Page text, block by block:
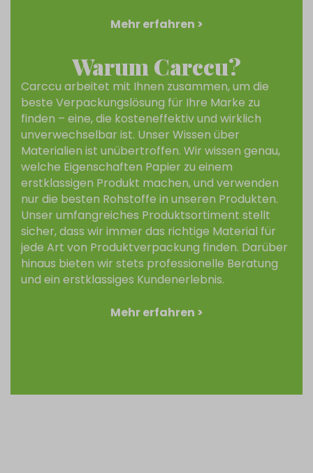
Mehr erfahren >
Warum Carccu?
Carccu arbeitet mit Ihnen zusammen, um die
beste Verpackungslösung für Ihre Marke zu
finden – eine, die kosteneffektiv und wirklich
unverwechselbar ist. Unser Wissen über
Materialien ist unübertroffen. Wir wissen genau,
welche Eigenschaften Papier zu einem
erstklassigen Produkt machen, und verwenden
nur die besten Rohstoffe in unseren Produkten.
Unser umfangreiches Produktsortiment stellt
sicher, dass wir immer das richtige Material für
jede Art von Produktverpackung finden. Darüber
hinaus bieten wir stets professionelle Beratung
und ein erstklassiges Kundenerlebnis.
Mehr erfahren >